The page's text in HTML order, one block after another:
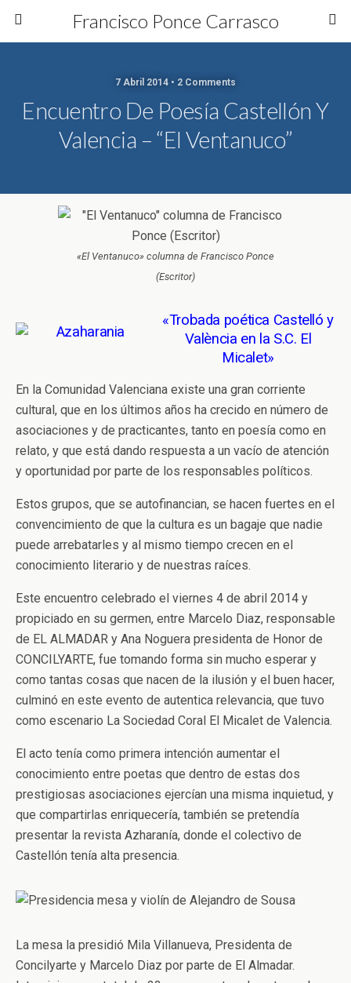
Francisco Ponce Carrasco
7 Abril 2014 • 2 Comments
Encuentro De Poesía Castellón Y
Valencia – “El Ventanuco”
«El Ventanuco» columna de Francisco Ponce
(Escritor)
«Trobada poética Castelló y
València en la S.C. El
Micalet»
En la Comunidad Valenciana existe una gran corriente
cultural, que en los últimos años ha crecido en número de
asociaciones y de practicantes, tanto en poesía como en
relato, y que está dando respuesta a un vacío de atención
y oportunidad por parte de los responsables políticos.
Estos grupos, que se autofinancian, se hacen fuertes en el
convencimiento de que la cultura es un bagaje que nadie
puede arrebatarles y al mismo tiempo crecen en el
conocimiento literario y de nuestras raíces.
Este encuentro celebrado el viernes 4 de abril 2014 y
propiciado en su germen, entre Marcelo Diaz, responsable
de EL ALMADAR y Ana Noguera presidenta de Honor de
CONCILYARTE, fue tomando forma sin mucho esperar y
como tantas cosas que nacen de la ilusión y el buen hacer,
culminó en este evento de autentica relevancia, que tuvo
como escenario La Sociedad Coral El Micalet de Valencia.
El acto tenía como primera intención aumentar el
conocimiento entre poetas que dentro de estas dos
prestigiosas asociaciones ejercían una misma inquietud, y
que compartirlas enriquecería, también se pretendía
presentar la revista Azharanía, donde el colectivo de
Castellón tenía alta presencia.
La mesa la presidió Mila Villanueva, Presidenta de
Concilyarte y Marcelo Diaz por parte de El Almadar.